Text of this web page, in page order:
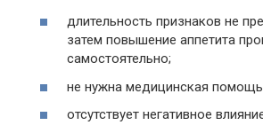
длительность признаков не
затем повышение аппетита
самостоятельно;
не нужна медицинская
отсутствует негативное